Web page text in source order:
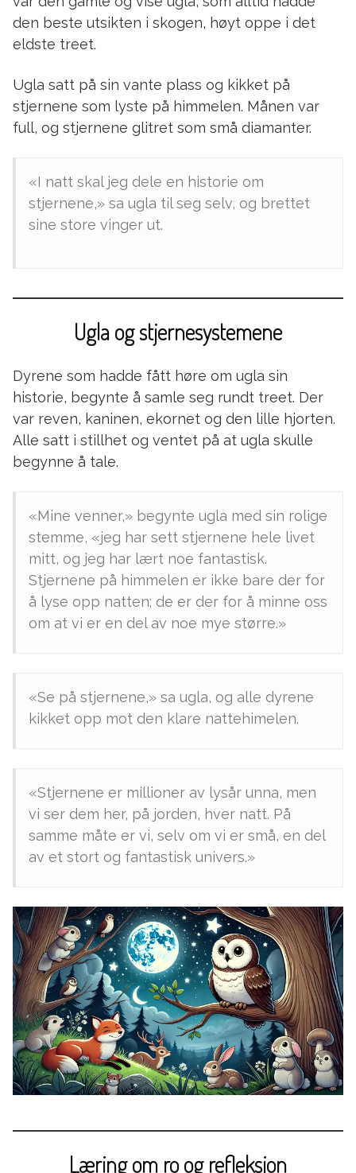
den beste utsikten i skogen, høyt oppe i det
eldste treet.
Ugla satt på sin vante plass og kikket på
stjernene som lyste på himmelen. Månen var
full, og stjernene glitret som små diamanter.
«I natt skal jeg dele en historie om
stjernene,» sa ugla til seg selv, og brettet
sine store vinger ut.
Ugla og stjernesystemene
Dyrene som hadde fått høre om ugla sin
historie, begynte å samle seg rundt treet. Der
var reven, kaninen, ekornet og den lille hjorten.
Alle satt i stillhet og ventet på at ugla skulle
begynne å tale.
«Mine venner,» begynte ugla med sin rolige
stemme, «jeg har sett stjernene hele livet
mitt, og jeg har lært noe fantastisk.
Stjernene på himmelen er ikke bare der for
å lyse opp natten; de er der for å minne oss
om at vi er en del av noe mye større.»
«Se på stjernene,» sa ugla, og alle dyrene
kikket opp mot den klare nattehimelen.
«Stjernene er millioner av lysår unna, men
vi ser dem her, på jorden, hver natt. På
samme måte er vi, selv om vi er små, en del
av et stort og fantastisk univers.»
Læring om ro og refleksjon